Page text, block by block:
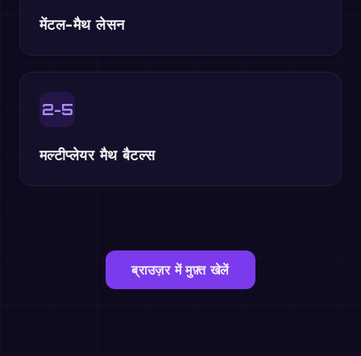
मेंटल-मैथ लेसन
2-5
मल्टीप्लेयर मैथ बैटल्स
ब्राउज़र में मुफ़्त खेलें